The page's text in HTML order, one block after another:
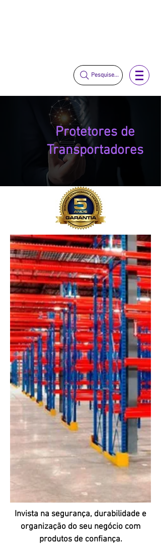
Pesquise...
Protetores de
Transportadores
Invista na segurança, durabilidade e
organização do seu negócio com
produtos de confiança.